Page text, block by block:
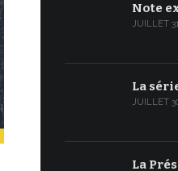
Note
JUILLET
La
JUILLET
La